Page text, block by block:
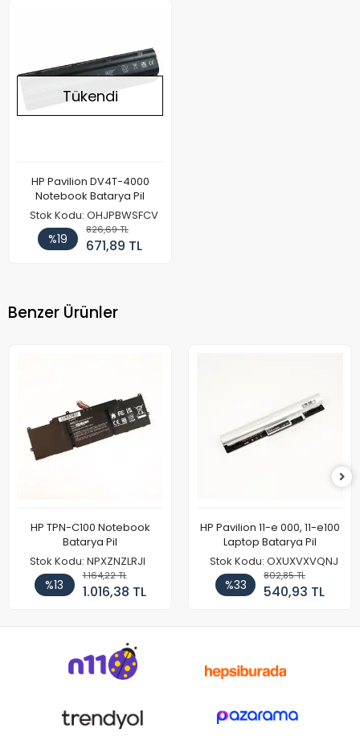
Tükendi
HP Pavilion DV4T-4000
Notebook Batarya Pil
Stok Kodu: OHJPBWSFCV
%19
826,69 TL
671,89 TL
Benzer Ürünler
HP TPN-C100 Notebook
Batarya Pil
Stok Kodu: NPXZNZLRJI
%13
1.164,22 TL
1.016,38 TL
HP Pavilion 11-e 000, 11-e100
Laptop Batarya Pil
Stok Kodu: OXUXVXVQNJ
%33
802,85 TL
540,93 TL